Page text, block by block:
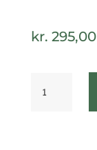
kr. 295,00
Icons